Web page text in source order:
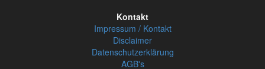
Kontakt
Impressum / Kontakt
Disclaimer
Datenschutzerklärung
AGB's